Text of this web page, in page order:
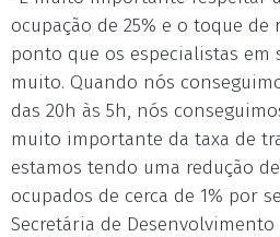
ocupação de 25% e o toque de
ponto que os especialistas em
muito. Quando nós
das 20h às 5h, nós
muito importante da taxa de
estamos tendo uma redução
ocupados de cerca de 1% por
Secretária de